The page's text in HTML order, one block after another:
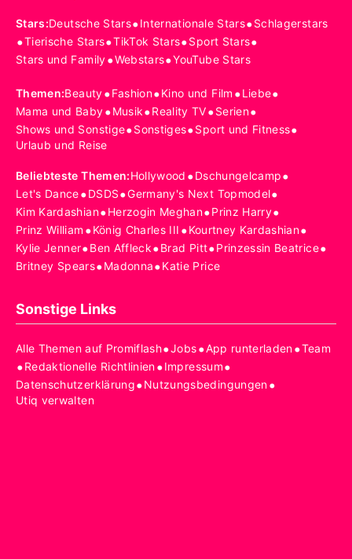
Stars:Deutsche Stars•Internationale Stars•Schlagerstars
•Tierische Stars•TikTok Stars•Sport Stars•
Stars und Family•Webstars•YouTube Stars
Themen:Beauty•Fashion•Kino und Film •Liebe•
Mama und Baby•Musik•Reality TV•Serien•
Shows und Sonstige•Sonstiges•Sport und Fitness•
Urlaub und Reise
Beliebteste Themen:Hollywood •Dschungelcamp•
Let's Dance•DSDS•Germany's Next Topmodel•
Kim Kardashian•Herzogin Meghan•Prinz Harry•
Prinz William •König Charles III •Kourtney Kardashian•
Kylie Jenner•Ben Affleck•Brad Pitt•Prinzessin Beatrice•
Britney Spears•Madonna•Katie Price
Sonstige Links
Alle Themen auf Promiflash•Jobs•App runterladen•Team
•Redaktionelle Richtlinien•Impressum•
Datenschutzerklärung•Nutzungsbedingungen•
Utiq verwalten